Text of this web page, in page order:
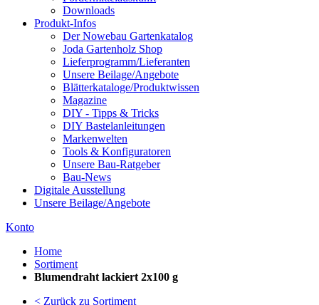
Downloads
Produkt-Infos
Der Nowebau Gartenkatalog
Joda Gartenholz Shop
Lieferprogramm/Lieferanten
Unsere Beilage/Angebote
Blätterkataloge/Produktwissen
Magazine
DIY - Tipps & Tricks
DIY Bastelanleitungen
Markenwelten
Tools & Konfiguratoren
Unsere Bau-Ratgeber
Bau-News
Digitale Ausstellung
Unsere Beilage/Angebote
Konto
Home
Sortiment
Blumendraht lackiert 2x100 g
< Zurück zu Sortiment